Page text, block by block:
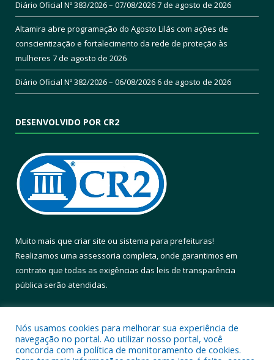
Diário Oficial Nº 383/2026 – 07/08/20267 de agosto de 2026
Altamira abre programação do Agosto Lilás com ações de
conscientização e fortalecimento da rede de proteção às
mulheres 7 de agosto de 2026
Diário Oficial Nº 382/2026 – 06/08/20266 de agosto de 2026
DESENVOLVIDO POR CR2
Muito mais que criar site ou sistema para prefeituras!
Realizamos uma assessoria completa, onde garantimos em
contrato que todas as exigências das leis de transparência
pública serão atendidas.
Nós usamos cookies para melhorar sua experiência de
navegação no portal. Ao utilizar nosso portal, você
concorda com a política de monitoramento de cookies.